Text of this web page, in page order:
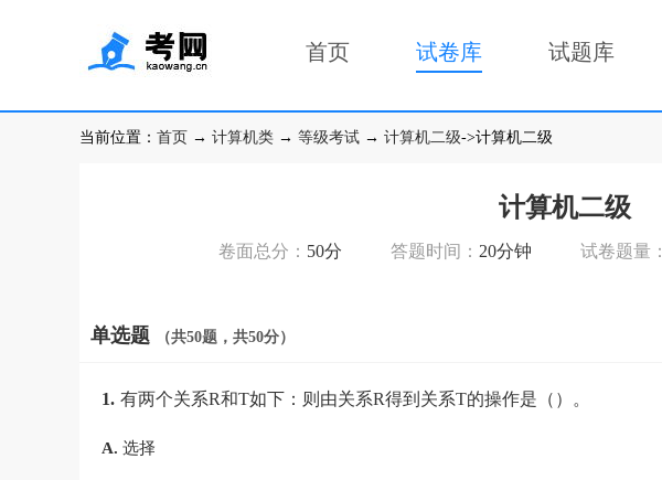
首页 试卷库 试题库
当前位置： 首页 → 计算机类 → 等级考试 → 计算机二级->计算机二级
计算机二级
卷面总分： 50分 答题时间： 20分钟 试卷题量：
单选题 （共50题，共50分）
1. 有两个关系R和T如下：则由关系R得到关系T的操作是（）。
A. 选择